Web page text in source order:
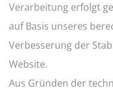
Verarbeitung erfolgt
auf Basis unseres
Verbesserung der
Website.
Aus Gründen der